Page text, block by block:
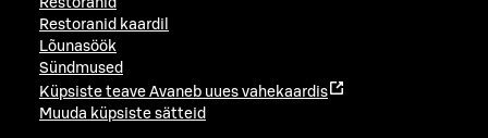
Restoranid
Restoranid kaardil
Lõunasöök
Sündmused
Küpsiste teave Avaneb uues vahekaardis
Muuda küpsiste sätteid